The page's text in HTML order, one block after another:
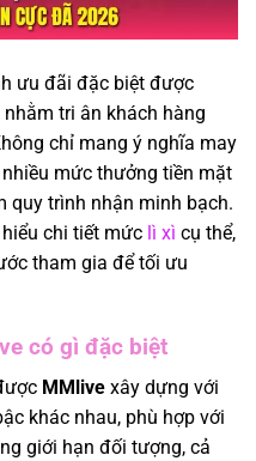
ưu đãi đặc biệt được
tri ân khách hàng
chỉ mang ý nghĩa may
mức thưởng tiền mặt
quy trình nhận minh bạch.
chi tiết mức lì xì cụ thể,
tham gia để tối ưu
có gì đặc biệt
MMlive xây dựng với
khác nhau, phù hợp với
giới hạn đối tượng, cả